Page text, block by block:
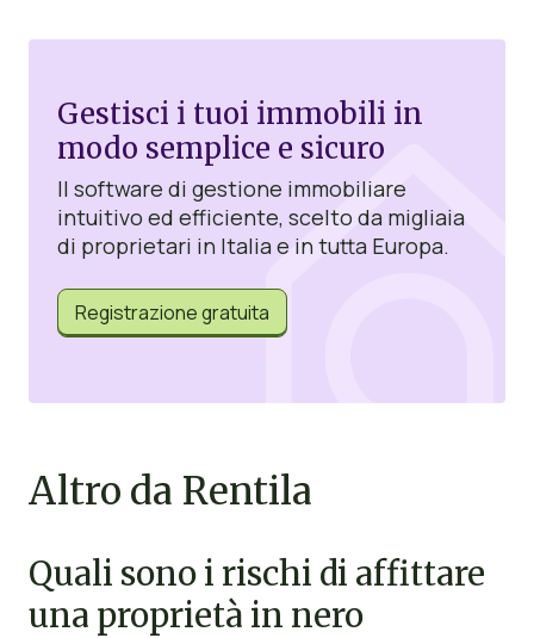
Gestisci i tuoi immobili in
modo semplice e sicuro
Il software di gestione immobiliare
intuitivo ed efficiente, scelto da migliaia
di proprietari in Italia e in tutta Europa.
Registrazione gratuita
Altro da Rentila
Quali sono i rischi di affittare
una proprietà in nero